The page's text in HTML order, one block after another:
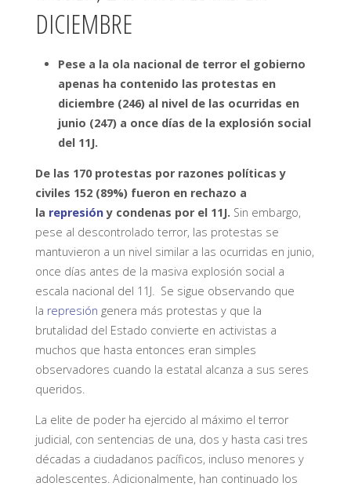
DICIEMBRE
Pese a la ola nacional de terror el gobierno
apenas ha contenido las protestas en
diciembre (246) al nivel de las ocurridas en
junio (247) a once días de la explosión social
del 11J.
De las 170 protestas por razones políticas y
civiles 152 (89%) fueron en rechazo a
la represióny condenas por el 11J. Sin embargo,
pese al descontrolado terror, las protestas se
mantuvieron a un nivel similar a las ocurridas en junio,
once días antes de la masiva explosión social a
escala nacional del 11J. Se sigue observando que
la represión genera más protestas y que la
brutalidad del Estado convierte en activistas a
muchos que hasta entonces eran simples
observadores cuando la estatal alcanza a sus seres
queridos.
La elite de poder ha ejercido al máximo el terror
judicial, con sentencias de una, dos y hasta casi tres
décadas a ciudadanos pacíficos, incluso menores y
adolescentes. Adicionalmente, han continuado los